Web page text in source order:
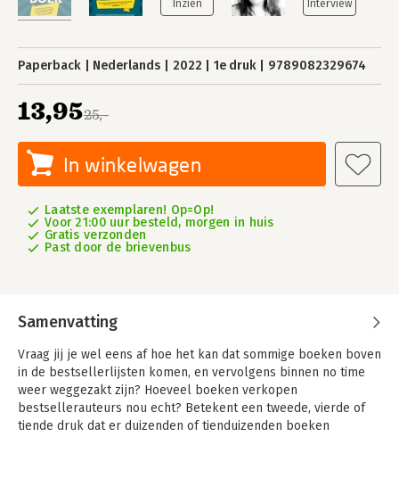
Paperback Nederlands 2022 1e druk 9789082329674
25,-
13,95
In winkelwagen
Laatste exemplaren! Op=Op!
Voor 21:00 uur besteld, morgen in huis
Gratis verzonden
Past door de brievenbus
Samenvatting
Vraag jij je wel eens af hoe het kan dat sommige boeken boven
in de bestsellerlijsten komen, en vervolgens binnen no time
weer weggezakt zijn? Hoeveel boeken verkopen
bestsellerauteurs nou echt? Betekent een tweede, vierde of
tiende druk dat er duizenden of tienduizenden boeken